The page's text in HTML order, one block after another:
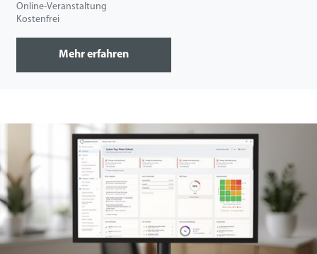
Online-Veranstaltung
Kostenfrei
Mehr erfahren